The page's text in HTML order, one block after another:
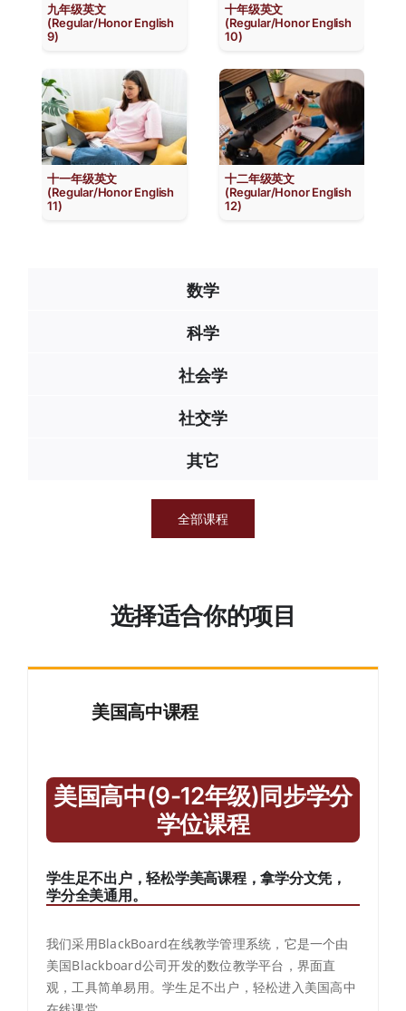
九年级英文
(Regular/Honor English
9)
十年级英文
(Regular/Honor English
10)
十一年级英文
(Regular/Honor English
11)
十二年级英文
(Regular/Honor English
12)
数学
科学
社会学
社交学
其它
全部课程
选择适合你的项目
美国高中课程
美国高中(9-12年级)同步学分
学位课程
学生足不出户，轻松学美高课程，拿学分文凭，
学分全美通用。
我们采用BlackBoard在线教学管理系统，它是一个由
美国Blackboard公司开发的数位教学平台，界面直
观，工具简单易用。学生足不出户，轻松进入美国高中